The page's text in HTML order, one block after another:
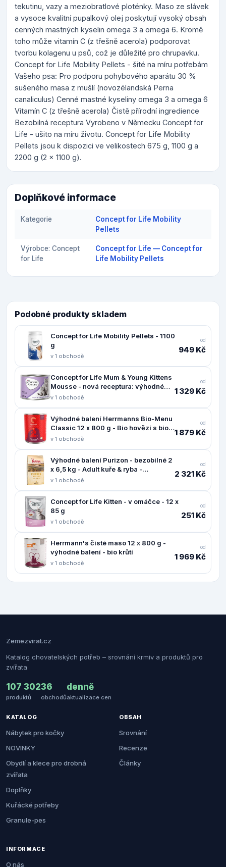
tekutinu, vazy a meziobratlové ploténky. Maso ze slávek
a vysoce kvalitní pupalkový olej poskytují vysoký obsah
cenných mastných kyselin omega 3 a omega 6. Kromě
toho může vitamín C (z třešně acerola) podporovat
tvorbu kolagenu u psů, což je důležité pro chrupavku.
Concept for Life Mobility Pellets - šité na míru potřebám
Vašeho psa: Pro podporu pohybového aparátu 30 %
sušeného masa z mušlí (novozélandská Perna
canaliculus) Cenné mastné kyseliny omega 3 a omega 6
Vitamín C (z třešně acerola) Čistě přírodní ingredience
Bezobilná receptura Vyrobeno v Německu Concept for
Life - ušito na míru životu. Concept for Life Mobility
Pellets jsou k dispozici ve velikostech 675 g, 1100 g a
2200 g (2 x 1100 g).
Doplňkové informace
Kategorie
Concept for Life Mobility
Pellets
Výrobce: Concept
for Life
Concept for Life — Concept for
Life Mobility Pellets
Podobné produkty skladem
Concept for Life Mobility Pellets - 1100
g
v 1 obchodě
od
949 Kč
Concept for Life Mum & Young Kittens
Mousse - nová receptura: výhodné
balení: 24 x 200 g
v 1 obchodě
od
1 329 Kč
Výhodné balení Herrmanns Bio-Menu
Classic 12 x 800 g - Bio hovězí s bio
pohankou
v 1 obchodě
od
1 879 Kč
Výhodné balení Purizon - bezobilné 2
x 6,5 kg - Adult kuře & ryba -
bezobilné
v 1 obchodě
od
2 321 Kč
Concept for Life Kitten - v omáčce - 12 x
85 g
v 1 obchodě
od
251 Kč
Herrmann's čisté maso 12 x 800 g -
výhodné balení - bio krůtí
v 1 obchodě
od
1 969 Kč
Zemezvirat.cz
Katalog chovatelských potřeb – srovnání krmiv a produktů pro
zvířata
107 302
produktů
36
obchodů
denně
aktualizace cen
KATALOG
Nábytek pro kočky
NOVINKY
Obydlí a klece pro drobná
zvířata
Doplňky
Kuřácké potřeby
Granule-pes
OBSAH
Srovnání
Recenze
Články
INFORMACE
O nás